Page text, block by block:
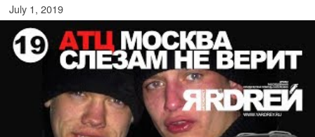
July 1, 2019